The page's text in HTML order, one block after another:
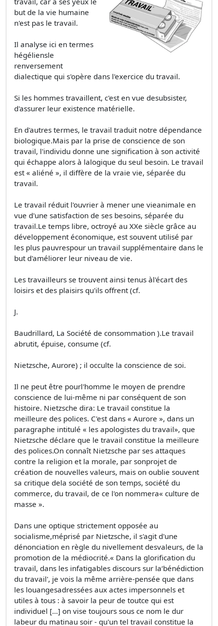
but de la vie humaine
n'est pas le travail.
Il analyse ici en termes
hégéliensle
renversement
dialectique qui s'opère dans l'exercice du travail.
Si les hommes travaillent, c'est en vue desubsister,
d'assurer leur existence matérielle.
En d'autres termes, le travail traduit notre dépendance
biologique.Mais par la prise de conscience de son
travail, l'individu donne une signification à son activité
qui échappe alors à lalogique du seul besoin. Le travail
est « aliéné », il diffère de la vraie vie, séparée du
travail.
Le travail réduit l'ouvrier à mener une vieanimale en
vue d'une satisfaction de ses besoins, séparée du
travail.Le temps libre, octroyé au XXe siècle grâce au
développement économique, est souvent utilisé par
les plus pauvrespour un travail supplémentaire dans le
but d'améliorer leur niveau de vie.
Les travailleurs se trouvent ainsi tenus àl'écart des
loisirs et des plaisirs qu'ils offrent (cf.
J.
Baudrillard, La Société de consommation ).Le travail
abrutit, épuise, consume (cf.
Nietzsche, Aurore) ; il occulte la conscience de soi.
Il ne peut être pourl'homme le moyen de prendre
conscience de lui-même ni par conséquent de son
histoire. Nietzsche dira: Le travail constitue la
meilleure des polices. C'est dans « Aurore », dans un
paragraphe intitulé « les apologistes du travail», que
Nietzsche déclare que le travail constitue la meilleure
des polices.On connaît Nietzsche par ses attaques
contre la religion et la morale, par sonprojet de
création de nouvelles valeurs, mais on oublie souvent
sa critique dela société de son temps, société du
commerce, du travail, de ce l'on nommera« culture de
masse ».
Dans une optique strictement opposée au
socialisme,méprisé par Nietzsche, il s'agit d'une
dénonciation en règle du nivellement desvaleurs, de la
promotion de la médiocrité.« Dans la glorification du
travail, dans les infatigables discours sur la‘bénédiction
du travail', je vois la même arrière-pensée que dans
les louangesadressées aux actes impersonnels et
utiles à tous : à savoir la peur de toutce qui est
individuel […] on vise toujours sous ce nom le dur
labeur du matinau soir - qu'un tel travail constitue la